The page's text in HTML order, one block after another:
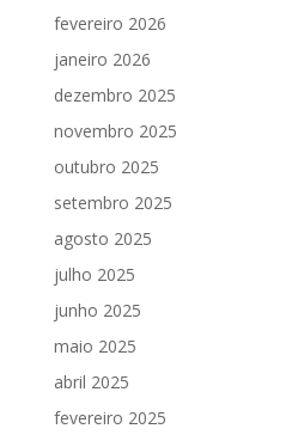
fevereiro 2026
janeiro 2026
dezembro 2025
novembro 2025
outubro 2025
setembro 2025
agosto 2025
julho 2025
junho 2025
maio 2025
abril 2025
fevereiro 2025